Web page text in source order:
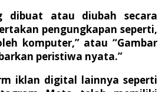
dibuat atau diubah secara
pengungkapan seperti,
komputer,” atau “Gambar
peristiwa nyata.”
iklan digital lainnya seperti